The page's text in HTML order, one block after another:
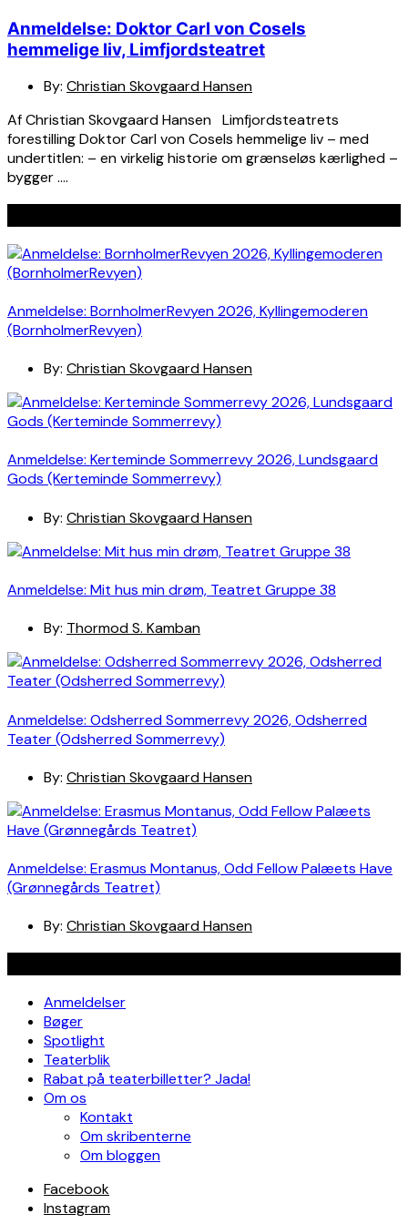
Anmeldelse: Doktor Carl von Cosels
hemmelige liv, Limfjordsteatret
By: Christian Skovgaard Hansen
Af Christian Skovgaard Hansen Limfjordsteatrets
forestilling Doktor Carl von Cosels hemmelige liv – med
undertitlen: – en virkelig historie om grænseløs kærlighed –
bygger ….
Anmeldelse: BornholmerRevyen 2026, Kyllingemoderen
(BornholmerRevyen)
By: Christian Skovgaard Hansen
Anmeldelse: Kerteminde Sommerrevy 2026, Lundsgaard
Gods (Kerteminde Sommerrevy)
By: Christian Skovgaard Hansen
Anmeldelse: Mit hus min drøm, Teatret Gruppe 38
By: Thormod S. Kamban
Anmeldelse: Odsherred Sommerrevy 2026, Odsherred
Teater (Odsherred Sommerrevy)
By: Christian Skovgaard Hansen
Anmeldelse: Erasmus Montanus, Odd Fellow Palæets Have
(Grønnegårds Teatret)
By: Christian Skovgaard Hansen
Anmeldelser
Bøger
Spotlight
Teaterblik
Rabat på teaterbilletter? Jada!
Om os
Kontakt
Om skribenterne
Om bloggen
Facebook
Instagram